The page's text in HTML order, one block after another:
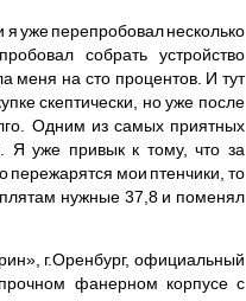
уже перепробовал несколько
собрать устройство
меня на сто процентов. И тут
скептически, но уже после
Одним из самых приятных
. Я уже привык к тому, что за
пережарятся мои птенчики, то
нужные 37,8 и поменял
г.Оренбург, официальный
фанерном корпусе с